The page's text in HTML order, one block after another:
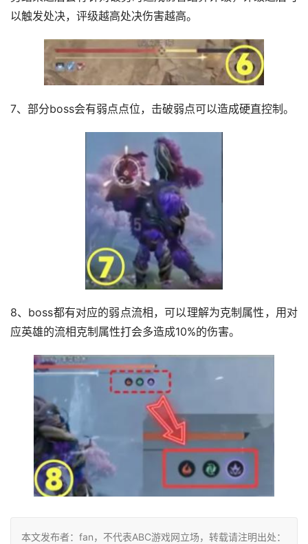
以触发处决，评级越高处决伤害越高。
7、部分boss会有弱点点位，击破弱点可以造成硬直控制。
8、boss都有对应的弱点流相，可以理解为克制属性，用对
应英雄的流相克制属性打会多造成10%的伤害。
本文发布者：fan，不代表ABC游戏网立场，转载请注明出处：